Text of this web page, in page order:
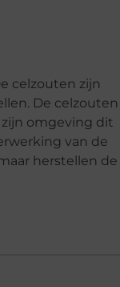
celzouten zijn
De celzouten
omgeving dit
van de
herstellen de